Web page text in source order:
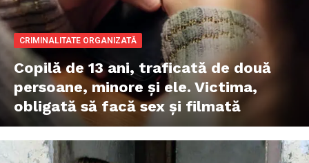
CRIMINALITATE ORGANIZATĂ
Copilă de 13 ani, traficată de două
persoane, minore și ele. Victima,
obligată să facă sex și filmată